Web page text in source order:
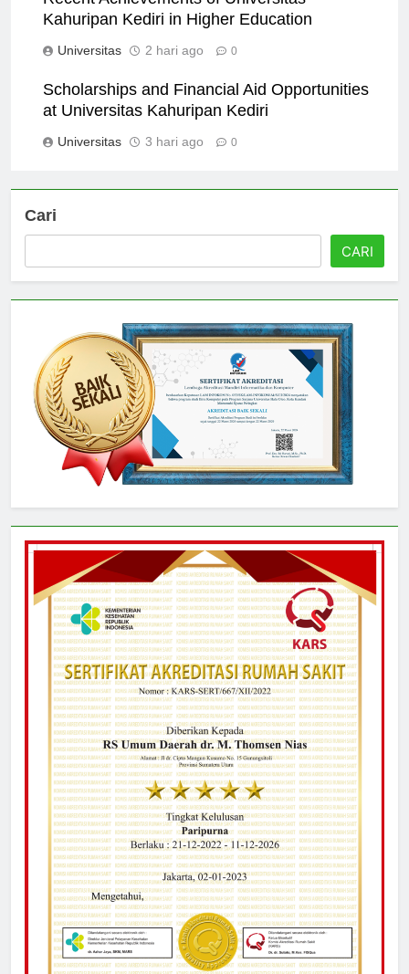
Kahuripan Kediri in Higher Education
Universitas 2 hari ago 0
Scholarships and Financial Aid Opportunities
at Universitas Kahuripan Kediri
Universitas 3 hari ago 0
Cari
CARI